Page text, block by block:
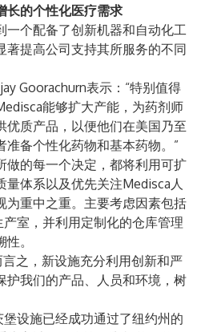
长的个性化医疗需求
一个配备了创新机器和自动化工
著提高公司支持其所服务的不同
Goorachurn表示：“特别值得
能够扩大产能，为药剂师
优质产品，以便他们在美国乃至
备个性化药物和基本药物。”
做的每一个决定，都将利用可扩
量体系以及优先关注Medisca人
为重中之重。主要考虑因素包括
室，并利用定制化的仓库管理
。
之，新设施充分利用创新和严
护我们的产品、人员和环境，树
设施已经成功通过了纽约州的